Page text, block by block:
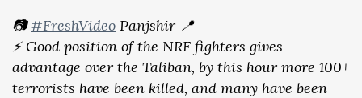
📷#FreshVideo Panjshir 📍
⚡ Good position of the NRF fighters gives
advantage over the Taliban, by this hour more 100+
terrorists have been killed, and many have been